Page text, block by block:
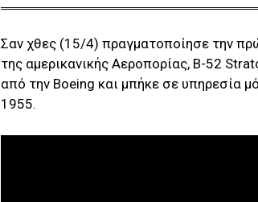
Σαν χθες (15/4) πραγματοποίησε την
της αμερικανικής Αεροπορίας, B-52
από την Boeing και μπήκε σε υπηρεσία
1955.